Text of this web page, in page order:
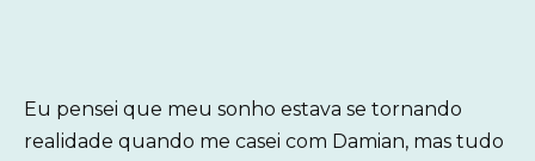
Eu pensei que meu sonho estava se tornando
realidade quando me casei com Damian, mas tudo